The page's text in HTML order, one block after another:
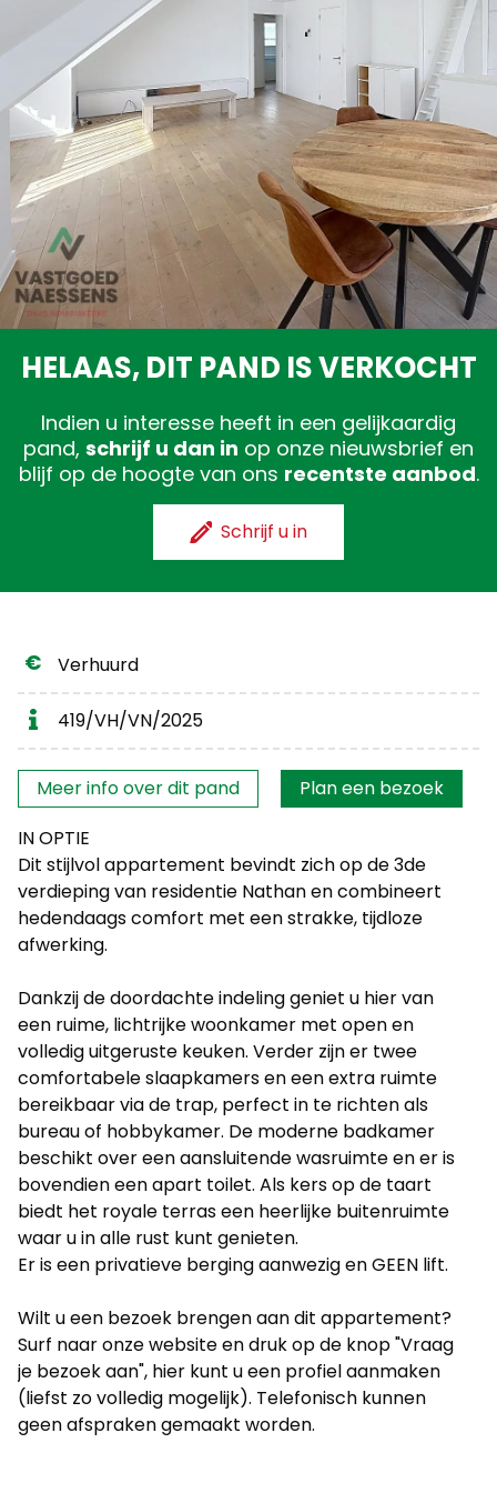
Gratis schatting
HELAAS, DIT PAND IS VERKOCHT
Indien u interesse heeft in een gelijkaardig
pand, schrijf u dan in op onze nieuwsbrief en
blijf op de hoogte van ons recentste aanbod.
Schrijf u in
Verhuurd
419/VH/VN/2025
Interesse?
Meer info over dit pand
Plan een bezoek
IN OPTIE
Dit stijlvol appartement bevindt zich op de 3de
verdieping van residentie Nathan en combineert
hedendaags comfort met een strakke, tijdloze
afwerking.
Dankzij de doordachte indeling geniet u hier van
een ruime, lichtrijke woonkamer met open en
volledig uitgeruste keuken. Verder zijn er twee
comfortabele slaapkamers en een extra ruimte
bereikbaar via de trap, perfect in te richten als
bureau of hobbykamer. De moderne badkamer
beschikt over een aansluitende wasruimte en er is
bovendien een apart toilet. Als kers op de taart
biedt het royale terras een heerlijke buitenruimte
waar u in alle rust kunt genieten.
Er is een privatieve berging aanwezig en GEEN lift.
Wilt u een bezoek brengen aan dit appartement?
Surf naar onze website en druk op de knop "Vraag
je bezoek aan", hier kunt u een profiel aanmaken
(liefst zo volledig mogelijk). Telefonisch kunnen
geen afspraken gemaakt worden.